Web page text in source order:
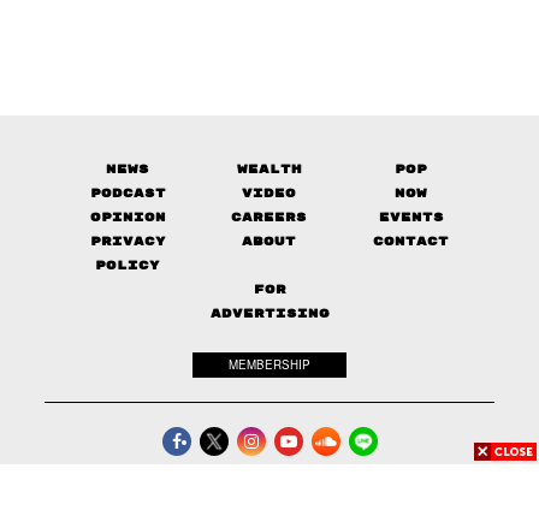
News Wealth
Pop
Podcast
Video
Now
Opinion
Careers
Events
Privacy
Policy
About Contact
FOR
ADVERTISING
MEMBERSHIP